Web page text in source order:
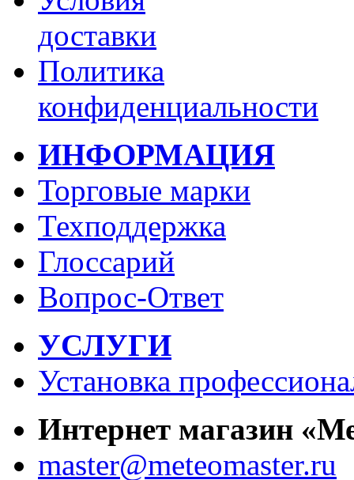
доставки
Политика
конфиденциальности
ИНФОРМАЦИЯ
Торговые марки
Техподдержка
Глоссарий
Вопрос-Ответ
УСЛУГИ
Установка
Интернет магазин
master@meteomaster.ru